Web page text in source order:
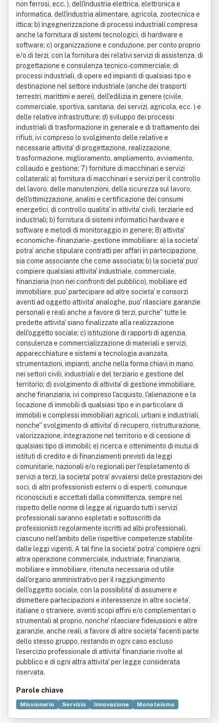
non ferrosi, ecc. ), dell'industria elettrica, elettronica e
informatica, dell'industria alimentare, agricola, zootecnica e
ittica; b) ingegnerizzazione di processi industriali compresa
anche la fornitura di sistemi tecnologici, di hardware e
software; c) organizzazione e conduzione, per conto proprio
e/o di terzi, con la fornitura dei relativi servizi di assistenza, di
progettazione e consulenza tecnico-commerciale, di
processi industriali, di opere ed impianti di qualsiasi tipo e
destinazione nel settore industriale (anche dei trasporti
terrestri, marittimi e aerei), dell'edilizia in genere (civile,
commerciale, sportiva, sanitaria, dei servizi, agricola, ecc. ) e
delle relative infrastrutture; d) sviluppo dei processi
industriali di trasformazione in generale e di trattamento dei
rifiuti, ivi compreso lo svolgimento delle relative e
necessarie attivita' di progettazione, realizzazione,
trasformazione, miglioramento, ampliamento, avviamento,
collaudo e gestione; 7) forniture di macchinari e servizi
collaterali: a) fornitura di macchinari e servizi per il controllo
del lavoro, delle manutenzioni, della sicurezza sul lavoro,
dell'ottimizzazione, analisi e certificazione dei consumi
energetici, di controllo qualita' in attivita' civili, terziarie ed
industriali; b) fornitura di sistemi informatici hardware e
software e metodi di monitoraggio in genere; 8) attivita'
economiche - finanziarie - gestione immobiliare: a) la societa'
potra' anche stipulare contratti per affari in partecipazione,
sia come associante che come associata; b) la societa' puo'
compiere qualsiasi attivita' industriale, commerciale,
finanziaria (non nei confronti del pubblico), mobiliare ed
immobiliare, puo' partecipare ad altre societa' e consorzi
aventi ad oggetto attivita' analoghe, puo' rilasciare garanzie
personali e reali anche a favore di terzi, purche'' tutte le
predette attivita' siano finalizzate alla realizzazione
dell'oggetto sociale; c) istituzione di rapporti di agenzia,
consulenza e commercializzazione di materiali e servizi,
apparecchiature e sistemi a tecnologia avanzata,
strumentazioni, impianti, anche nella forma chiavi in mano,
nei settori civili, industriali e del terziario e gestione del
territorio; d) svolgimento di attivita' di gestione immobiliare,
anche finanziaria, ivi compreso l'acquisto, l'alienazione e la
locazione di immobili di qualsiasi tipo e in particolare di
immobili e complessi immobiliari agricoli, urbani e industriali,
nonche'' svolgimento di attivita' di recupero, ristrutturazione,
valorizzazione, integrazione nel territorio e di cessione di
qualsiasi tipo di immobili; e) ricerca e ottenimento di mutui di
istituti di credito e di finanziamenti previsti da leggi
comunitarie, nazionali e/o regionali per l'espletamento di
servizi a terzi, la societa' potra' avvalersi delle prestazioni dei
soci, di altri professionisti esterni o di esperti, comunque
riconosciuti e accettati dalla committenza, sempre nel
rispetto delle norme di legge al riguardo tutti i servizi
professionali saranno espletati e sottoscritti da
professionisti regolarmente iscritti ad albi professionali,
ciascuno nell'ambito delle rispettive competenze stabilite
dalle leggi vigenti. A tal fine la societa' potra' compiere ogni
altra operazione commerciale, industriale, finanziaria,
mobiliare e immobiliare, ritenuta necessaria od utile
dall'organo amministrativo per il raggiungimento
dell'oggetto sociale, con la possibilita' di assumere e
dismettere partecipazioni e interessenze in altre societa',
italiane o straniere, aventi scopi affini e/o complementari o
strumentali al proprio, nonche' rilasciare fideiussioni e altre
garanzie, anche reali, a favore di altre societa' facenti parte
dello stesso gruppo, restando in ogni caso escluso
l'esercizio professionale di attivita' finanziarie rivolte al
pubblico e di ogni altra attivita' per legge considerata
riservata.
Parole chiave
Missionario Servizio Innovazione
Monoteismo